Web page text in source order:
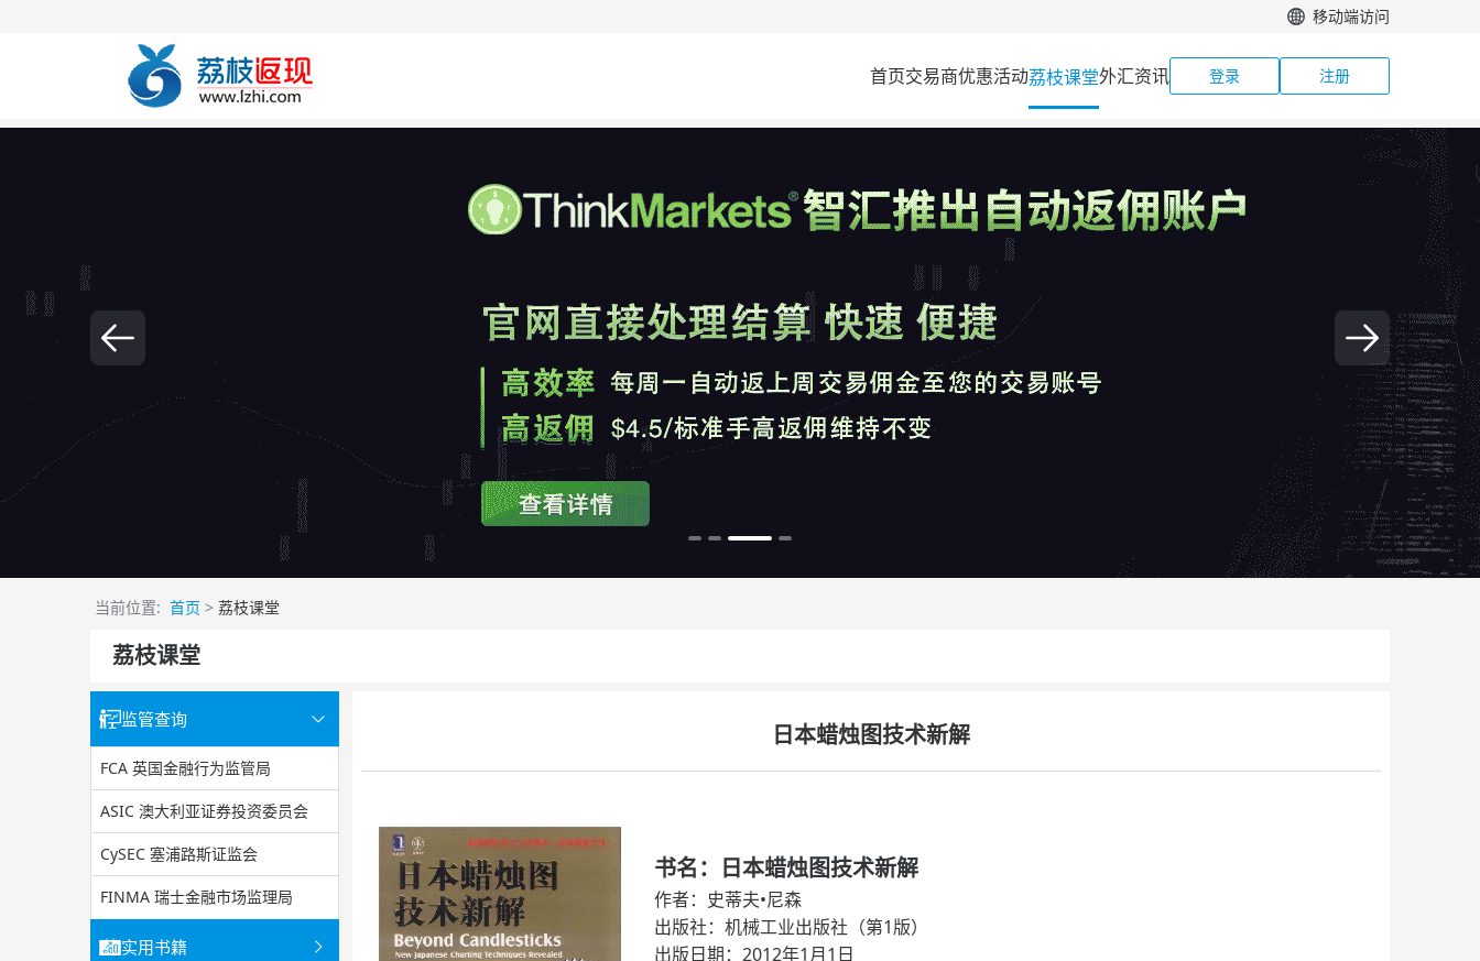
移动端访问
首页交易商优惠活动荔枝课堂外汇资讯 登录 注册
当前位置: 首页 > 荔枝课堂
荔枝课堂
监管查询
FCA 英国金融行为监管局
ASIC 澳大利亚证券投资委员会
CySEC 塞浦路斯证监会
FINMA 瑞士金融市场监理局
实用书籍
日本蜡烛图技术新解
书名：日本蜡烛图技术新解
作者：史蒂夫•尼森
出版社：机械工业出版社（第1版）
出版日期：2012年1月1日